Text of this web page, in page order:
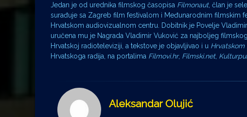
Jedan je od urednika filmskog časopisa Filmonaut, član je
surađuje sa Zagreb film festivalom i Međunarodnim filmskim
Hrvatskom audiovizualnom centru. Dobitnik je Povelje
uručena mu je Nagrada Vladimir Vuković za najboljeg
Hrvatskoj radioteleviziji, a tekstove je objavljivao i u
Hrvatskoga radija, na portalima Filmovi.hr, Filmski.net,
Aleksandar Olujić